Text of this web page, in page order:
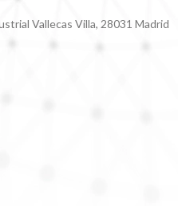
Vallecas Villa, 28031 Madrid